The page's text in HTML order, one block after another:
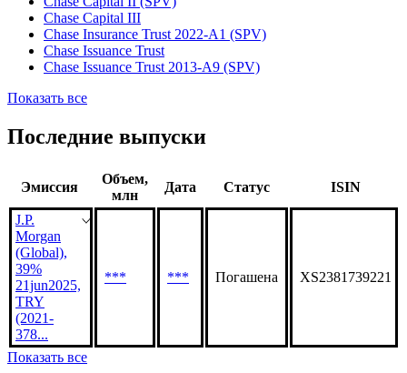
Banco J.P. Morgan Colombia
Bank One Corporation
Bear Stearns
Chase Capital II (SPV)
Chase Insurance Trust 2022-A1 (SPV)
Последние выпуски
Эмиссия
J.P.
Morgan
(Global),
39%
21jun2025,
TRY